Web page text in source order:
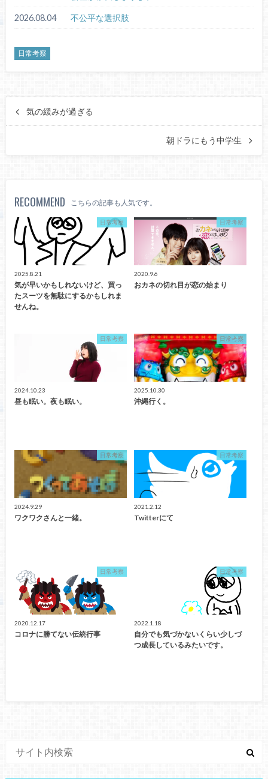
2026.08.04 不公平な選択肢
日常考察
気の緩みが過ぎる
朝ドラにもう中学生
RECOMMEND こちらの記事も人気です。
日常考察
2025.8.21
気が早いかもしれないけど、買っ
たスーツを無駄にするかもしれま
せんね。
日常考察
2020.9.6
おカネの切れ目が恋の始まり
日常考察
2024.10.23
昼も眠い。夜も眠い。
日常考察
2025.10.30
沖縄行く。
日常考察
2024.9.29
ワクワクさんと一緒。
日常考察
2021.2.12
Twitterにて
日常考察
2020.12.17
コロナに勝てない伝統行事
日常考察
2022.1.18
自分でも気づかないくらい少しづ
つ成長しているみたいです。